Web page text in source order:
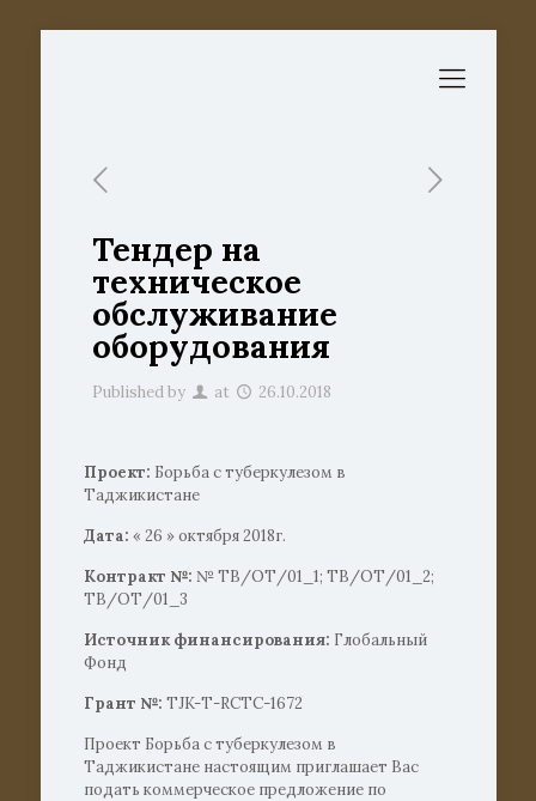
Тендер на
техническое
обслуживание
оборудования
Published by at 26.10.2018
Проект: Борьба с туберкулезом в
Таджикистане
Дата: « 26 » октября 2018г.
Контракт №: № ТВ/ОТ/01_1; ТВ/ОТ/01_2;
ТВ/ОТ/01_3
Источник финансирования: Глобальный
Фонд
Грант №: TJK-Т-RCTC-1672
Проект Борьба с туберкулезом в
Таджикистане настоящим приглашает Вас
подать коммерческое предложение по